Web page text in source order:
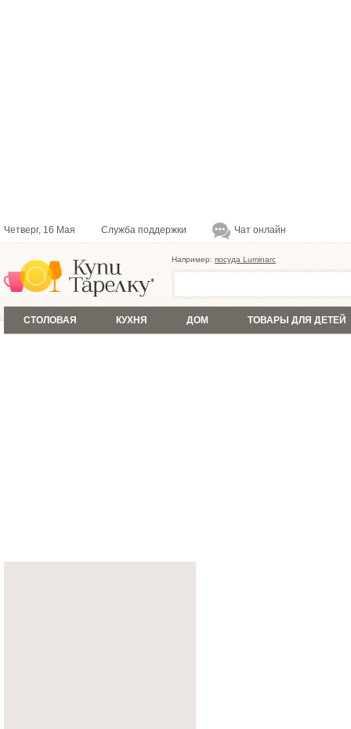
Четверг, 16 Мая Служба поддержки Чат онлайн
Например: посуда Luminarc
СТОЛОВАЯ КУХНЯ ДОМ ТОВАРЫ ДЛЯ ДЕТЕЙ